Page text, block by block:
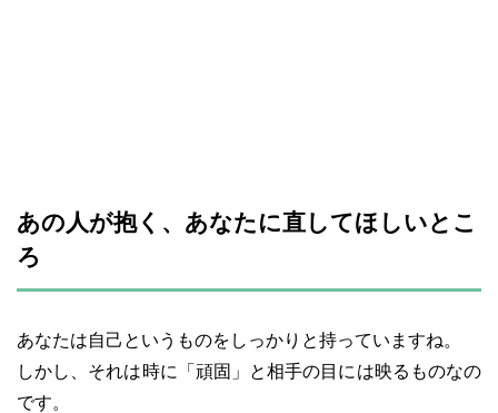
あの人が抱く、あなたに直してほしいとこ
ろ
あなたは自己というものをしっかりと持っていますね。
しかし、それは時に「頑固」と相手の目には映るものなの
です。